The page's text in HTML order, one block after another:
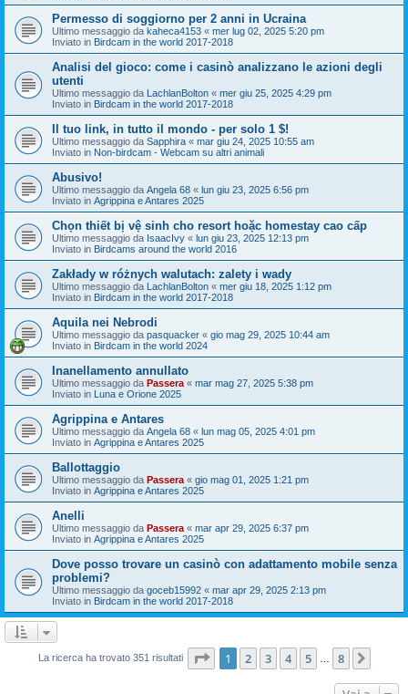
Permesso di soggiorno per 2 anni in Ucraina
Ultimo messaggio da kaheca4153 « mer lug 02, 2025 5:20 pm
Inviato in Birdcam in the world 2017-2018
Analisi del gioco: come i casinò analizzano le azioni degli
utenti
Ultimo messaggio da LachlanBolton « mer giu 25, 2025 4:29 pm
Inviato in Birdcam in the world 2017-2018
Il tuo link, in tutto il mondo - per solo 1 $!
Ultimo messaggio da Sapphira « mar giu 24, 2025 10:55 am
Inviato in Non-birdcam - Webcam su altri animali
Abusivo!
Ultimo messaggio da Angela 68 « lun giu 23, 2025 6:56 pm
Inviato in Agrippina e Antares 2025
Chọn thiết bị vệ sinh cho resort hoặc homestay cao cấp
Ultimo messaggio da IsaacIvy « lun giu 23, 2025 12:13 pm
Inviato in Birdcams around the world 2016
Zakłady w różnych walutach: zalety i wady
Ultimo messaggio da LachlanBolton « mer giu 18, 2025 1:12 pm
Inviato in Birdcam in the world 2017-2018
Aquila nei Nebrodi
Ultimo messaggio da pasquacker « gio mag 29, 2025 10:44 am
Inviato in Birdcam in the world 2024
Inanellamento annullato
Ultimo messaggio da Passera « mar mag 27, 2025 5:38 pm
Inviato in Luna e Orione 2025
Agrippina e Antares
Ultimo messaggio da Angela 68 « lun mag 05, 2025 4:01 pm
Inviato in Agrippina e Antares 2025
Ballottaggio
Ultimo messaggio da Passera « gio mag 01, 2025 1:21 pm
Inviato in Agrippina e Antares 2025
Anelli
Ultimo messaggio da Passera « mar apr 29, 2025 6:37 pm
Inviato in Agrippina e Antares 2025
Dove posso trovare un casinò con adattamento mobile senza
problemi?
Ultimo messaggio da goceb15992 « mar apr 29, 2025 2:13 pm
Inviato in Birdcam in the world 2017-2018
La ricerca ha trovato 351 risultati Pagina di
1 2 3 4 5 8